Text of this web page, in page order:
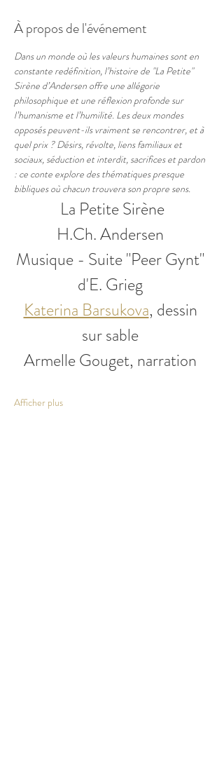
À propos de l'événement
Dans un monde où les valeurs humaines sont en
constante redéfinition, l’histoire de "La Petite"
Sirène d’Andersen offre une allégorie
philosophique et une réflexion profonde sur
l’humanisme et l’humilité. Les deux mondes
opposés peuvent-ils vraiment se rencontrer, et à
quel prix ? Désirs, révolte, liens familiaux et
sociaux, séduction et interdit, sacrifices et pardon
: ce conte explore des thématiques presque
bibliques où chacun trouvera son propre sens.
La Petite Sirène
H.Ch. Andersen
Musique - Suite "Peer Gynt"
d'E. Grieg
Katerina Barsukova, dessin
sur sable
Armelle Gouget, narration
Afficher plus